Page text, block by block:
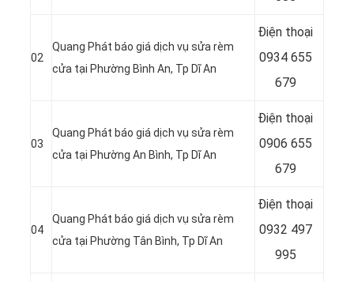
02
Quang Phát báo giá dịch vụ sửa rèm
cửa tại Phường Bình An, Tp Dĩ An
Điện thoại
0934 655
679
03
Quang Phát báo giá dịch vụ sửa rèm
cửa tại Phường An Bình, Tp Dĩ An
Điện thoại
0906 655
679
04
Quang Phát báo giá dịch vụ sửa rèm
cửa tại Phường Tân Bình, Tp Dĩ An
Điện thoại
0932 497
995